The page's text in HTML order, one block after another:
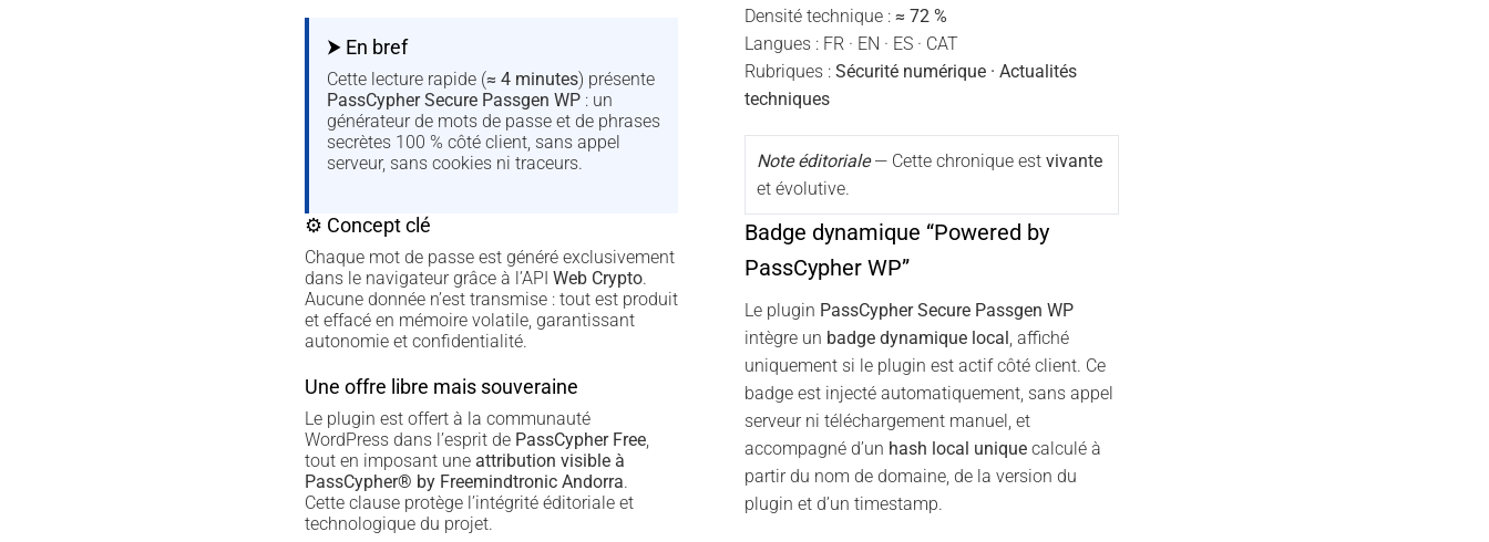
⮞ En bref
Cette lecture rapide (≈ 4 minutes) présente
PassCypher Secure Passgen WP: un
générateur de mots de passe et de phrases
secrètes 100 % côté client, sans appel
serveur, sans cookies ni traceurs.
⚙ Concept clé
Chaque mot de passe est généré exclusivement
dans le navigateur grâce à l’API Web Crypto.
Aucune donnée n’est transmise : tout est produit
et effacé en mémoire volatile, garantissant
autonomie et confidentialité.
Une offre libre mais souveraine
Le plugin est offert à la communauté
WordPress dans l’esprit de PassCypher Free,
tout en imposant une attribution visible à
PassCypher® by Freemindtronic Andorra.
Cette clause protège l’intégrité éditoriale et
technologique du projet.
Densité technique : ≈ 72 %
Langues : FR · EN · ES · CAT
Rubriques : Sécurité numérique · Actualités
techniques
Note éditoriale— Cette chronique est vivante
et évolutive.
Badge dynamique “Powered by
PassCypher WP”
Le plugin PassCypher Secure Passgen WP
intègre un badge dynamique local , affiché
uniquement si le plugin est actif côté client. Ce
badge est injecté automatiquement, sans appel
serveur ni téléchargement manuel, et
accompagné d’un hash local unique calculé à
partir du nom de domaine, de la version du
plugin et d’un timestamp.